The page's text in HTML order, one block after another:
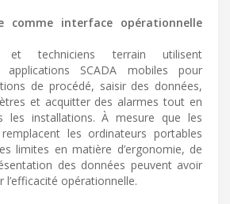
comme interface opérationnelle
et techniciens terrain utilisent
applications SCADA mobiles pour
de procédé, saisir des données,
et acquitter des alarmes tout en
les installations. À mesure que les
les ordinateurs portables
limites en matière d’ergonomie, de
des données peuvent avoir
l’efficacité opérationnelle.